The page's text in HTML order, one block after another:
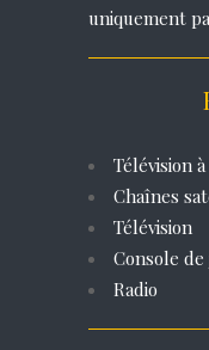
uniquement
Télévision
Chaînes
Télévision
Console de
Radio